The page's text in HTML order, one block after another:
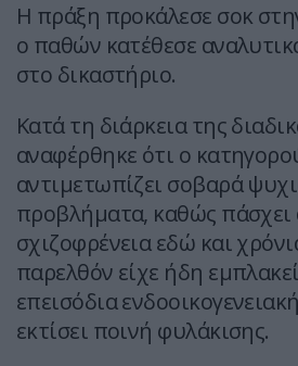
Η πράξη προκάλεσε σοκ
ο παθών κατέθεσε
στο δικαστήριο.
Κατά τη διάρκεια της
αναφέρθηκε ότι ο
αντιμετωπίζει σοβαρά
προβλήματα, καθώς πάσχει
σχιζοφρένεια εδώ και
παρελθόν είχε ήδη
επεισόδια
εκτίσει ποινή φυλάκισης.